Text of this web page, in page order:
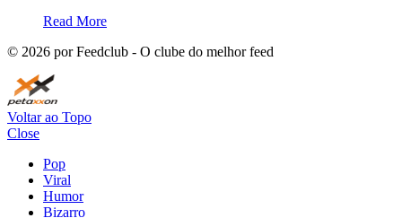
Read More
© 2026 por Feedclub - O clube do melhor feed
Voltar ao Topo
Close
Pop
Viral
Humor
Bizarro